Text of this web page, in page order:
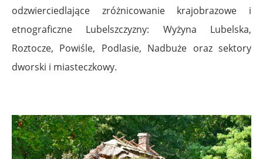
odzwierciedlające zróżnicowanie krajobrazowe i
etnograficzne Lubelszczyzny: Wyżyna Lubelska,
Roztocze, Powiśle, Podlasie, Nadbuże oraz sektory
dworski i miasteczkowy.